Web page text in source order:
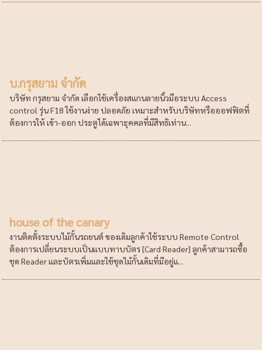
บ.กรุสยาม จำกัด
บริษัท กรุสยาม จำกัด เลือกใช้เครื่องสแกนลายนิ้วมือระบบ Access
control รุ่น F18 ใช้งานง่าย ปลอดภัย เหมาะสำหรับบริษัทหรือออฟฟิตที่
ต้องการให้ เข้า-ออก ประตูได้เฉพาะุคคลที่มีสิทธิเท่าน...
house of the canary
งานติดตั้งระบบไม้กั้นรถยนต์ ของเดิมลูกค้าใช้ระบบ Remote Control
ต้องการเปลี่ยนระบบเป็นแบบทาบบัตร [Card Reader] ลูกค้าสามารถซื้อ
ชุด Reader และบัตรเพิ่มและใช้ชุดไม้กั้นเดิมที่มีอยู่แ...